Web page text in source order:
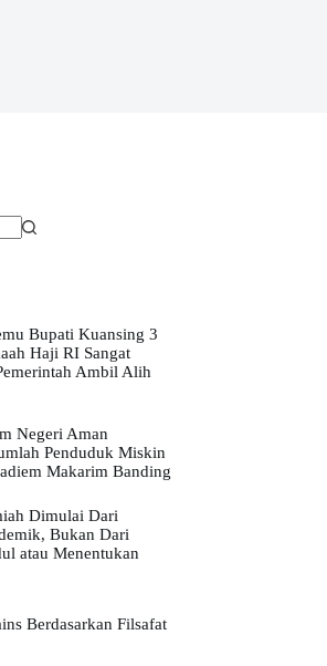
Bupati Kuansing 3
Haji RI Sangat
Ambil Alih
Negeri Aman
Penduduk Miskin
Makarim Banding
Dimulai Dari
Bukan Dari
atau Menentukan
Berdasarkan Filsafat